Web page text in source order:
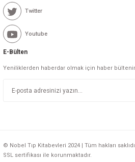
Twitter
Youtube
E-Bülten
Yeniliklerden haberdar olmak için haber
© Nobel Tıp Kitabevleri 2024 | Tüm hakları
SSL sertifikası ile korunmaktadır.